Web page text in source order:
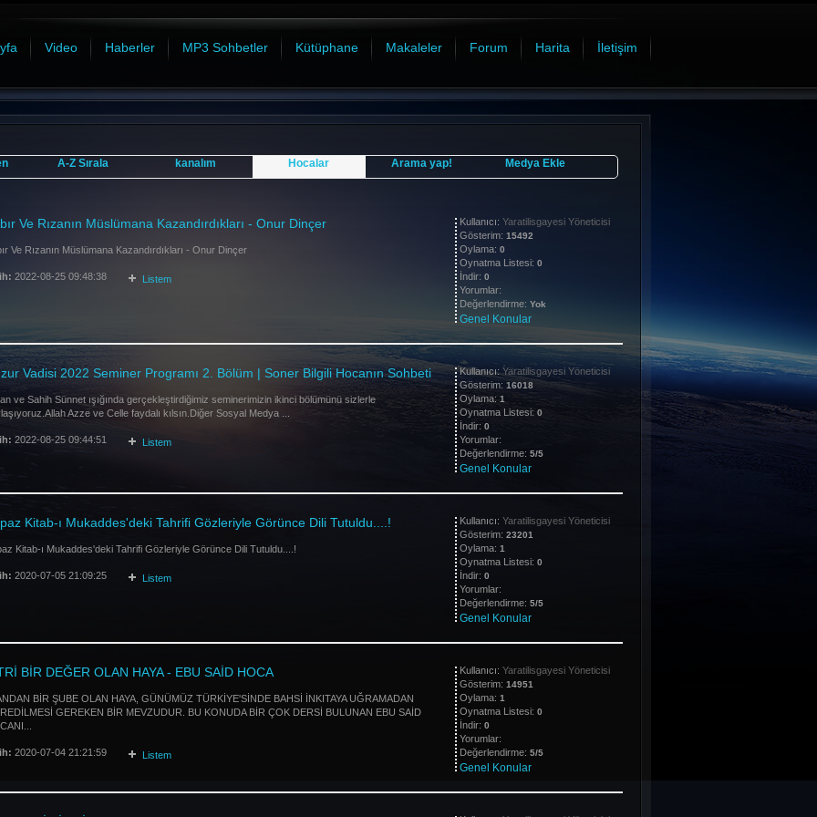
Video Haberler MP3 Sohbetler Kütüphane Makaleler Forum Harita İletişim
A-Z Sırala kanalım Hocalar Arama yap! Medya Ekle
Ve Rızanın Müslümana Kazandırdıkları - Onur Dinçer
Ve Rızanın Müslümana Kazandırdıkları - Onur Dinçer
2022-08-25 09:48:38 Listem
Kullanıcı: Yaratilisgayesi Yöneticisi
Gösterim: 15492
Oylama: 0
Oynatma Listesi: 0
İndir: 0
Yorumlar:
Değerlendirme: Yok
Genel Konular
Vadisi 2022 Seminer Programı 2. Bölüm | Soner Bilgili Hocanın Sohbeti
ve Sahih Sünnet ışığında gerçekleştirdiğimiz seminerimizin ikinci bölümünü sizlerle
Azze ve Celle faydalı kılsın.Diğer Sosyal Medya ...
2022-08-25 09:44:51 Listem
Kullanıcı:Yaratilisgayesi Yöneticisi
Gösterim: 16018
Oylama: 1
Oynatma Listesi: 0
İndir: 0
Yorumlar:
Değerlendirme: 5/5
Genel Konular
Kitab-ı Mukaddes'deki Tahrifi Gözleriyle Görünce Dili Tutuldu....!
Kitab-ı Mukaddes'deki Tahrifi Gözleriyle Görünce Dili Tutuldu....!
2020-07-05 21:09:25 Listem
Kullanıcı: Yaratilisgayesi Yöneticisi
Gösterim: 23201
Oylama: 1
Oynatma Listesi: 0
İndir: 0
Yorumlar:
Değerlendirme: 5/5
Genel Konular
BİR DEĞER OLAN HAYA - EBU SAİD HOCA
BİR ŞUBE OLAN HAYA, GÜNÜMÜZ TÜRKİYE'SİNDE BAHSİ İNKITAYA UĞRAMADAN
GEREKEN BİR MEVZUDUR. BU KONUDA BİR ÇOK DERSİ BULUNAN EBU SAİD
2020-07-04 21:21:59 Listem
Kullanıcı: Yaratilisgayesi Yöneticisi
Gösterim: 14951
Oylama: 1
Oynatma Listesi: 0
İndir: 0
Yorumlar:
Değerlendirme: 5/5
Genel Konular